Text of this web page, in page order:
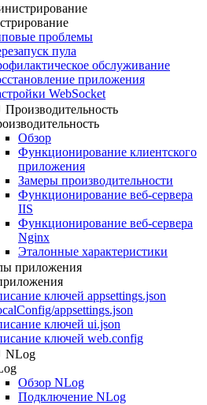
проблемы
пула
обслуживание
приложения
WebSocket
Производительность
Обзор
Функционирование клиентского
приложения
Замеры производительности
Функционирование веб-сервера
IIS
Функционирование веб-сервера
Nginx
Эталонные характеристики
приложения
ключей appsettings.json
appsettings.json
ключей ui.json
ключей web.config
NLog
Обзор NLog
Подключение NLog